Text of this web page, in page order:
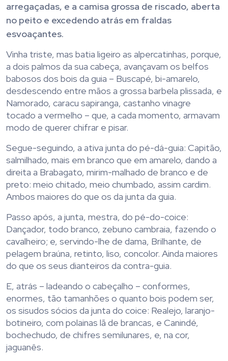
arregaçadas, e a camisa grossa de riscado, aberta
no peito e excedendo atrás em fraldas
esvoaçantes.
Vinha triste, mas batia ligeiro as alpercatinhas, porque,
a dois palmos da sua cabeça, avançavam os belfos
babosos dos bois da guia – Buscapé, bi-amarelo,
desdescendo entre mãos a grossa barbela plissada, e
Namorado, caracu sapiranga, castanho vinagre
tocado a vermelho – que, a cada momento, armavam
modo de querer chifrar e pisar.
Segue-seguindo, a ativa junta do pé-dá-guia: Capitão,
salmilhado, mais em branco que em amarelo, dando a
direita a Brabagato, mirim-malhado de branco e de
preto: meio chitado, meio chumbado, assim cardim.
Ambos maiores do que os da junta da guia.
Passo após, a junta, mestra, do pé-do-coice:
Dançador, todo branco, zebuno cambraia, fazendo o
cavalheiro; e, servindo-lhe de dama, Brilhante, de
pelagem braúna, retinto, liso, concolor. Ainda maiores
do que os seus dianteiros da contra-guia.
E, atrás – ladeando o cabeçalho – conformes,
enormes, tão tamanhões o quanto bois podem ser,
os sisudos sócios da junta do coice: Realejo, laranjo-
botineiro, com polainas lã de brancas, e Canindé,
bochechudo, de chifres semilunares, e, na cor,
jaguanês.